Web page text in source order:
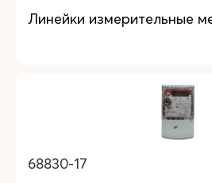
Линейки измерительные
68830-17